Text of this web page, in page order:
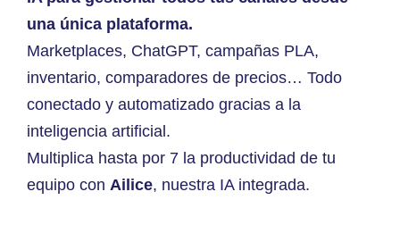
una única plataforma.
Marketplaces, ChatGPT, campañas PLA,
inventario, comparadores de precios… Todo
conectado y automatizado gracias a la
inteligencia artificial.
Multiplica hasta por 7 la productividad de tu
equipo con Ailice, nuestra IA integrada.